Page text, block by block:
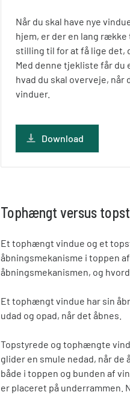
Når du skal have nye
hjem, er der en lang række
stilling til for at få lige det,
Med denne tjekliste får du
hvad du skal overveje, når
vinduer.
Download
Tophængt versus
Et tophængt vindue og et
åbningsmekanisme i toppen
åbningsmekanismen, og
Et tophængt vindue har sin
udad og opad, når det åbnes.
Topstyrede og tophængte
glider en smule nedad, når
både i toppen og bunden af
er placeret på underrammen.